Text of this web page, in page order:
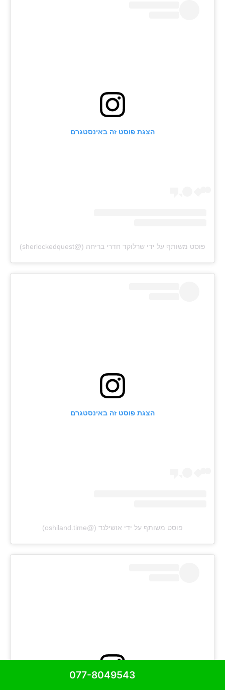
הצגת פוסט זה באינסטגרם
פוסט משותף על ידי ‏‎שרלוקד חדרי בריחה‎‏ (@‏‎sherlockedquest‎‏)
הצגת פוסט זה באינסטגרם
פוסט משותף על ידי ‏‎אושילנד‎‏ (@‏‎oshiland.time‎‏)
077-8049543